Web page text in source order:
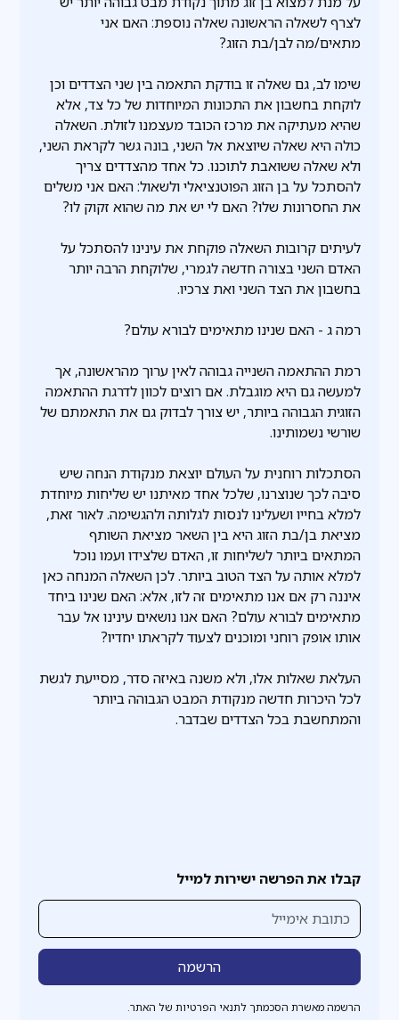
קבלו את הפרשה ישירות למייל
הרשמה מאשרת הסכמתך לתנאי הפרטיות של האתר.
לצרף לשאלה הראשונה שאלה נוספת: האם אני
מתאים/מה לבן/בת הזוג?
שימו לב, גם שאלה זו בודקת התאמה בין שני הצדדים וכן
לוקחת בחשבון את התכונות המיוחדות של כל צד, אלא
שהיא מעתיקה את מרכז הכובד מעצמנו לזולת. השאלה
כולה היא שאלה שיוצאת אל השני, בונה גשר לקראת השני,
ולא שאלה ששואבת לתוכנו. כל אחד מהצדדים צריך
להסתכל על בן הזוג הפוטנציאלי ולשאול: האם אני משלים
את החסרונות שלו? האם לי יש את מה שהוא זקוק לו?
לעיתים קרובות השאלה פוקחת את עינינו להסתכל על
האדם השני בצורה חדשה לגמרי, שלוקחת הרבה יותר
בחשבון את הצד השני ואת צרכיו.
רמה ג - האם שנינו מתאימים לבורא עולם?
רמת ההתאמה השנייה גבוהה לאין ערוך מהראשונה, אך
למעשה גם היא מוגבלת. אם רוצים לכוון לדרגת ההתאמה
הזוגית הגבוהה ביותר, יש צורך לבדוק גם את התאמתם של
שורשי נשמותינו.
הסתכלות רוחנית על העולם יוצאת מנקודת הנחה שיש
סיבה לכך שנוצרנו, שלכל אחד מאיתנו יש שליחות מיוחדת
למלא בחייו ושעלינו לנסות לגלותה ולהגשימה. לאור זאת,
מציאת בן/בת הזוג היא בין השאר מציאת השותף
המתאים ביותר לשליחות זו, האדם שלצידו ועמו נוכל
למלא אותה על הצד הטוב ביותר. לכן השאלה המנחה כאן
איננה רק אם אנו מתאימים זה לזו, אלא: האם שנינו ביחד
מתאימים לבורא עולם? האם אנו נושאים עינינו אל עבר
אותו אופק רוחני ומוכנים לצעוד לקראתו יחדיו?
העלאת שאלות אלו, ולא משנה באיזה סדר, מסייעת לגשת
לכל היכרות חדשה מנקודת המבט הגבוהה ביותר
והמתחשבת בכל הצדדים שבדבר.